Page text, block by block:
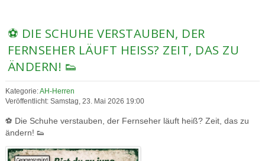
⚽ DIE SCHUHE VERSTAUBEN, DER
FERNSEHER LÄUFT HEISS? ZEIT, DAS ZU Ä
NDERN! 👟
Kategorie:AH-Herren
Veröffentlicht: Samstag, 23. Mai 2026 19:00
⚽ Die Schuhe verstauben, der Fernseher läuft heiß? Zeit, das zu
ändern! 👟